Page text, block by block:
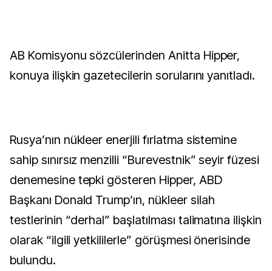
AB Komisyonu sözcülerinden Anitta Hipper,
konuya ilişkin gazetecilerin sorularını yanıtladı.
Rusya’nın nükleer enerjili fırlatma sistemine
sahip sınırsız menzilli “Burevestnik” seyir füzesi
denemesine tepki gösteren Hipper, ABD
Başkanı Donald Trump’ın, nükleer silah
testlerinin “derhal” başlatılması talimatına ilişkin
olarak “ilgili yetkililerle” görüşmesi önerisinde
bulundu.